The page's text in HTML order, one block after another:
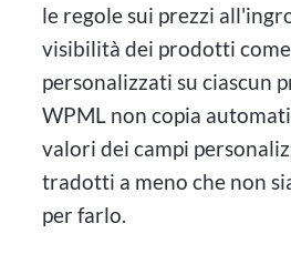
le regole sui prezzi
visibilità dei prodotti
personalizzati su ciascun
WPML non copia
valori dei campi
tradotti a meno che non
per farlo.